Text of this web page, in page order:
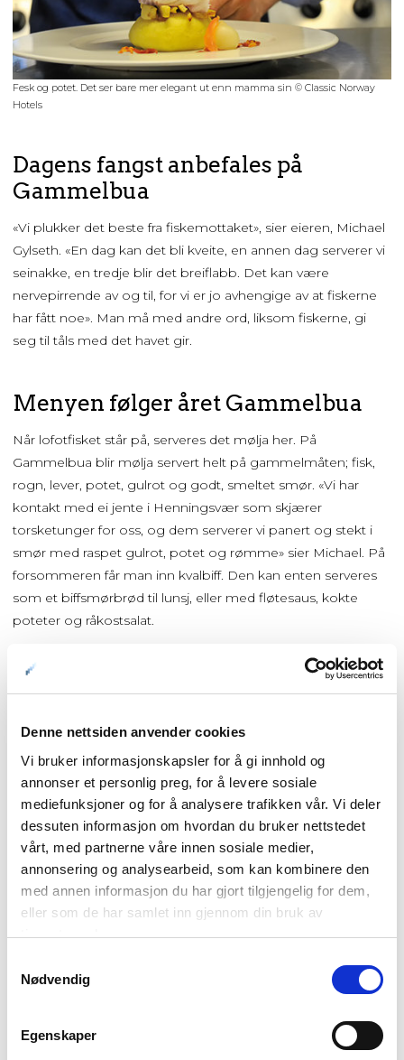
Denne nettsiden anvender cookies
Vi bruker informasjonskapsler for å gi innhold og
annonser et personlig preg, for å levere sosiale
mediefunksjoner og for å analysere trafikken vår. Vi deler
dessuten informasjon om hvordan du bruker nettstedet
vårt, med partnerne våre innen sosiale medier,
annonsering og analysearbeid, som kan kombinere den
med annen informasjon du har gjort tilgjengelig for dem,
eller som de har samlet inn gjennom din bruk av
tjenestene deres.
Nødvendig
Egenskaper
Fesk og potet. Det ser bare mer elegant ut enn mamma sin © Classic Norway
Hotels
Dagens fangst anbefales på
Gammelbua
«Vi plukker det beste fra fiskemottaket», sier eieren, Michael
Gylseth. «En dag kan det bli kveite, en annen dag serverer vi
seinakke, en tredje blir det breiflabb. Det kan være
nervepirrende av og til, for vi er jo avhengige av at fiskerne
har fått noe». Man må med andre ord, liksom fiskerne, gi
seg til tåls med det havet gir.
Menyen følger året Gammelbua
Når lofotfisket står på, serveres det mølja her. På
Gammelbua blir mølja servert helt på gammelmåten; fisk,
rogn, lever, potet, gulrot og godt, smeltet smør. «Vi har
kontakt med ei jente i Henningsvær som skjærer
torsketunger for oss, og dem serverer vi panert og stekt i
smør med raspet gulrot, potet og rømme» sier Michael. På
forsommeren får man inn kvalbiff. Den kan enten serveres
som et biffsmørbrød til lunsj, eller med fløtesaus, kokte
poteter og råkostsalat.
01: Gammelbua. Det er jo ei gammel bu © Knut Hansvold
02: Det blir jo fort mye torsk i Lofoten, da…© Knut Hansvold
Italiensk inspirasjon har blitt tatt
hjem
øyriket blir eksportert til Italia, hvor stoccafisso norvegese
har lange tradisjoner. Nå er jo tørrfisken blitt en beskyttet
Noen oppskrifter har også de senere årene funnet veien